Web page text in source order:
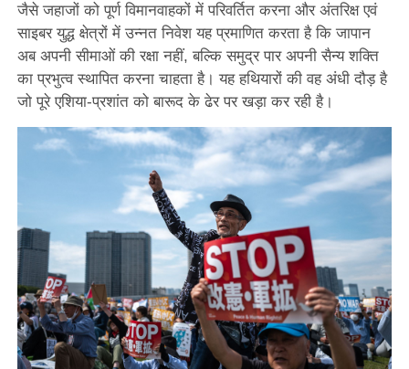
जैसे जहाजों को पूर्ण विमानवाहकों में परिवर्तित करना और अंतरिक्ष एवं
साइबर युद्ध क्षेत्रों में उन्नत निवेश यह प्रमाणित करता है कि जापान
अब अपनी सीमाओं की रक्षा नहीं, बल्कि समुद्र पार अपनी सैन्य शक्ति
का प्रभुत्व स्थापित करना चाहता है। यह हथियारों की वह अंधी दौड़ है
जो पूरे एशिया-प्रशांत को बारूद के ढेर पर खड़ा कर रही है।